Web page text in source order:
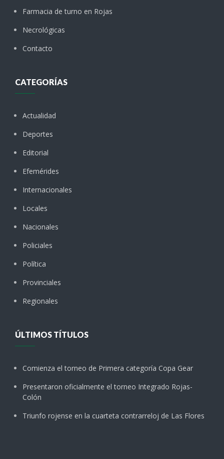
Farmacia de turno en Rojas
Necrológicas
Contacto
CATEGORÍAS
Actualidad
Deportes
Editorial
Efemérides
Internacionales
Locales
Nacionales
Policiales
Política
Provinciales
Regionales
ÚLTIMOS TÍTULOS
Comienza el torneo de Primera categoría Copa Gear
Presentaron oficialmente el torneo Integrado Rojas-
Colón
Triunfo rojense en la cuarteta contrarreloj de Las Flores